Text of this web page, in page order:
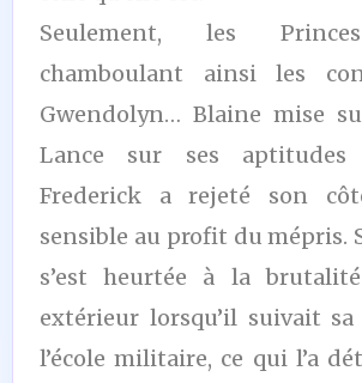
Seulement, les
chamboulant ainsi les
Gwendolyn… Blaine mise
Lance sur ses aptitudes
Frederick a rejeté son
sensible au profit du mépris.
s’est heurtée à la
extérieur lorsqu’il suivait
l’école militaire, ce qui l’a